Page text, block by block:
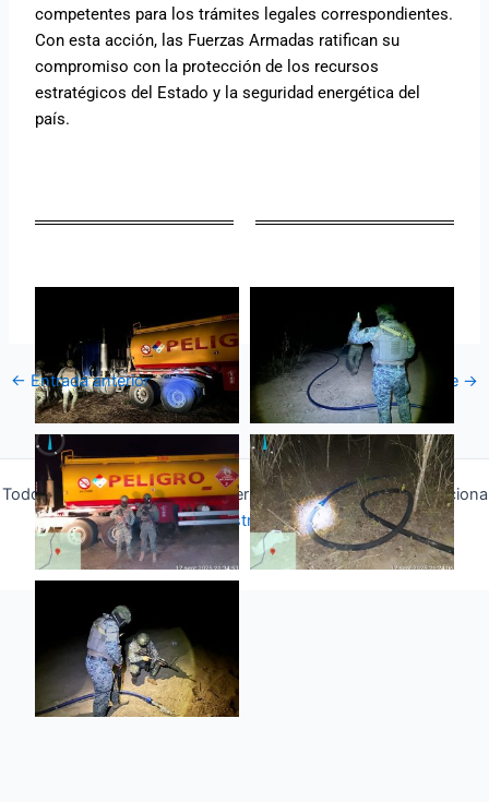
competentes para los trámites legales correspondientes.
Con esta acción, las Fuerzas Armadas ratifican su
compromiso con la protección de los recursos
estratégicos del Estado y la seguridad energética del
país.
← Entrada anterior Entrada siguiente →
Todos los derechos © 2026 Fuerza Aérea Ecuatoriana | Funciona
gracias aTema Astra para WordPress